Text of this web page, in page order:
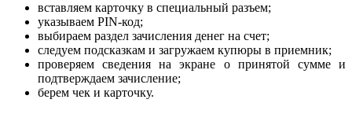
вставляем карточку в специальный разъем;
указываем PIN-код;
выбираем раздел зачисления денег на счет;
следуем подсказкам и загружаем купюры в приемник;
проверяем сведения на экране о принятой сумме и
подтверждаем зачисление;
берем чек и карточку.